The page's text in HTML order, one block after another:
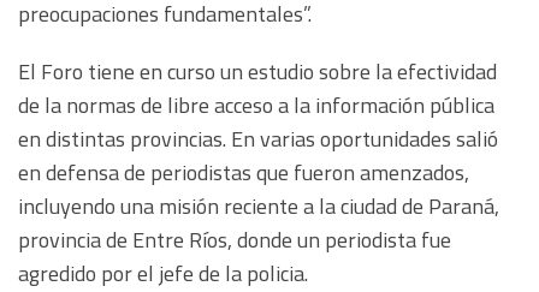
preocupaciones fundamentales”.
El Foro tiene en curso un estudio sobre la efectividad
de la normas de libre acceso a la información pública
en distintas provincias. En varias oportunidades salió
en defensa de periodistas que fueron amenzados,
incluyendo una misión reciente a la ciudad de Paraná,
provincia de Entre Ríos, donde un periodista fue
agredido por el jefe de la policia.